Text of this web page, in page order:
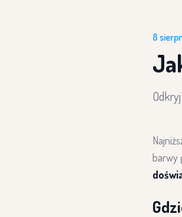
8
barwy